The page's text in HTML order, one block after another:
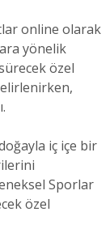
online olarak
yönelik
özel
iç içe bir
Sporlar
özel